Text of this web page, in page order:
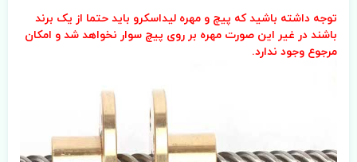
توجه داشته باشید که پیچ و مهره لیداسکرو باید حتما از یک برند
باشند در غیر این صورت مهره بر روی پیچ سوار نخواهد شد و امکان
مرجوع وجود ندارد.